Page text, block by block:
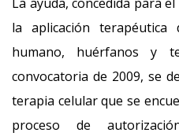
la aplicación terapéutica
humano, huérfanos y
convocatoria de 2009, se
terapia celular que se
proceso de